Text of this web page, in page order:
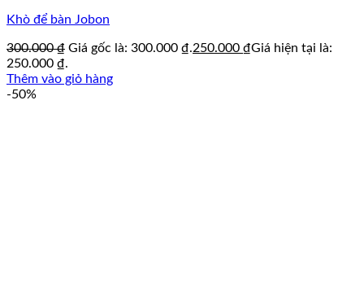
Khò để bàn Jobon
300.000₫ Giá gốc là: 300.000 ₫.250.000 ₫Giá hiện tại là:
250.000 ₫.
Thêm vào giỏ hàng
-50%